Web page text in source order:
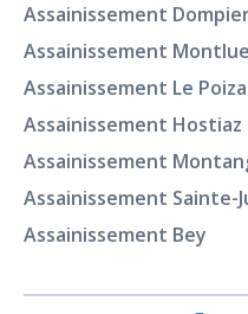
Assainissement
Assainissement
Assainissement Le
Assainissement Hostiaz
Assainissement
Assainissement Sainte-
Assainissement Bey